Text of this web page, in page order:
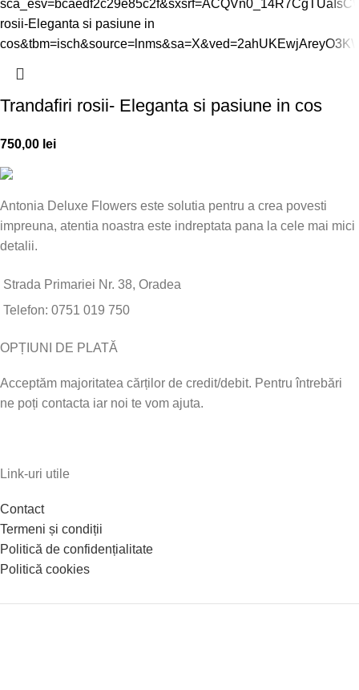
Trandafiri rosii- Eleganta si pasiune in cos
750,00 lei
Antonia Deluxe Flowers este solutia pentru a crea povesti
impreuna, atentia noastra este indreptata pana la cele mai mici
detalii.
Strada Primariei Nr. 38, Oradea
Telefon: 0751 019 750
OPȚIUNI DE PLATĂ
Acceptăm majoritatea cărților de credit/debit. Pentru întrebări
ne poți contacta iar noi te vom ajuta.
Link-uri utile
Contact
Termeni și condiții
Politică de confidențialitate
Politică cookies